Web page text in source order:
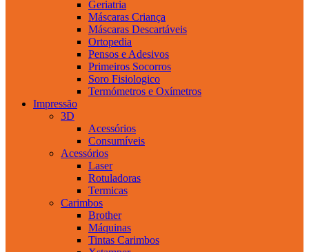
Geriatria
Máscaras Criança
Máscaras Descartáveis
Ortopedia
Pensos e Adesivos
Primeiros Socorros
Soro Fisiologico
Termómetros e Oxímetros
Impressão
3D
Acessórios
Consumíveis
Acessórios
Laser
Rotuladoras
Termicas
Carimbos
Brother
Máquinas
Tintas Carimbos